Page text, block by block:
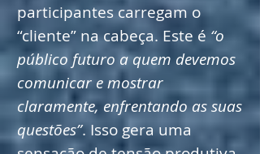
participantes carregam o
“cliente” na cabeça. Este é “o
público futuro a quem devemos
comunicar e mostrar
claramente, enfrentando as suas
questões”. Isso gera uma